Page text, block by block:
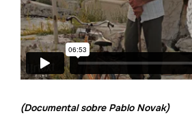
(Documental sobre Pablo Novak)